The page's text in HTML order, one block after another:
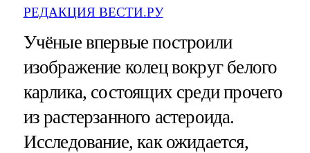
РЕДАКЦИЯ ВЕСТИ.РУ
Учёные впервые построили
изображение колец вокруг белого
карлика, состоящих среди прочего
из растерзанного астероида.
Исследование, как ожидается,